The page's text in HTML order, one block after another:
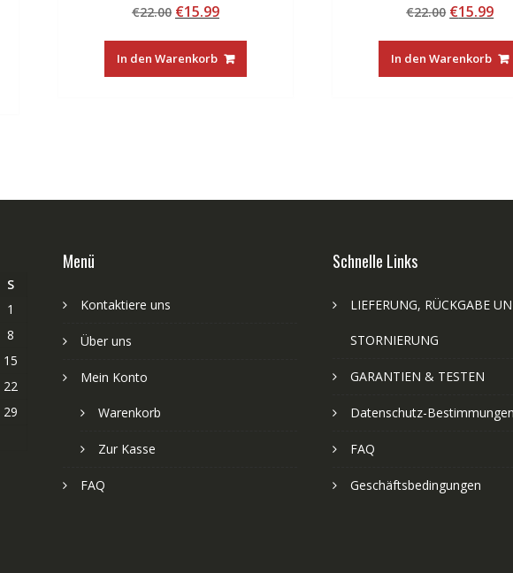
5.00
von 5
€22.00 Ursprünglicher
war:
€22.00
€15.99Aktueller
ist:
€15.99.
In den Warenkorb
4.50
von 5
€22.00
war:
€22.00
€15.99
ist:
In den Warenkorb
S
1
8
15
22
29
Menü
Kontaktiere uns
Über uns
Mein Konto
Warenkorb
Zur Kasse
FAQ
Schnelle Links
LIEFERUNG, RÜCKGABE
STORNIERUNG
GARANTIEN & TESTEN
Datenschutz-Bestimmungen
FAQ
Geschäftsbedingungen